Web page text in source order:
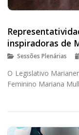
inspiradoras de
Sessões Plenárias
O Legislativo
Feminino Mariana